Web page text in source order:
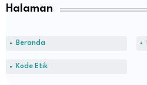
Halaman
Beranda
Kode Etik